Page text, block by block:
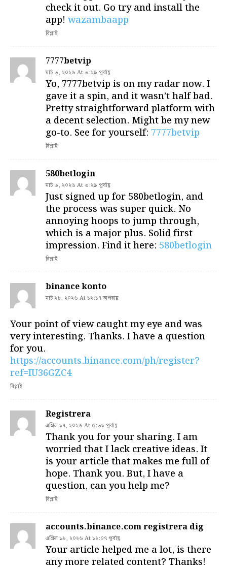
check it out. Go try and install the
app! wazambaapp
রিপ্লাই
7777betvip
মার্চ ৩, ২০২৬ At ৩:২৯ পূর্বাহ্ণ
Yo, 7777betvip is on my radar now. I
gave it a spin, and it wasn’t half bad.
Pretty straightforward platform with
a decent selection. Might be my new
go-to. See for yourself: 7777betvip
রিপ্লাই
580betlogin
মার্চ ৩, ২০২৬ At ৩:২৯ পূর্বাহ্ণ
Just signed up for 580betlogin, and
the process was super quick. No
annoying hoops to jump through,
which is a major plus. Solid first
impression. Find it here: 580betlogin
রিপ্লাই
binance konto
মার্চ ২৮, ২০২৬ At ১২:১৭ অপরাহ্ণ
Your point of view caught my eye and was
very interesting. Thanks. I have a question
for you.
https://accounts.binance.com/ph/register?
ref=IU36GZC4
রিপ্লাই
Registrera
এপ্রিল ১৭, ২০২৬ At ৫:৩১ পূর্বাহ্ণ
Thank you for your sharing. I am
worried that I lack creative ideas. It
is your article that makes me full of
hope. Thank you. But, I have a
question, can you help me?
রিপ্লাই
accounts.binance.com registrera dig
এপ্রিল ১৯, ২০২৬ At ১২:০৭ পূর্বাহ্ণ
Your article helped me a lot, is there
any more related content? Thanks!